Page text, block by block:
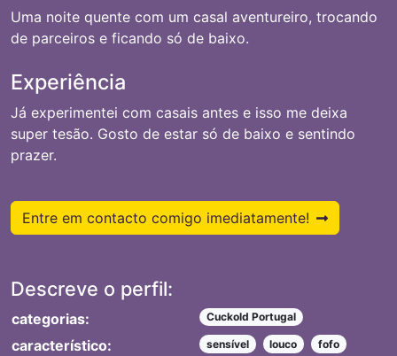
Uma noite quente com um casal aventureiro, trocando
de parceiros e ficando só de baixo.
Experiência
Já experimentei com casais antes e isso me deixa
super tesão. Gosto de estar só de baixo e sentindo
prazer.
Entre em contacto comigo imediatamente!
Descreve o perfil:
categorias: Cuckold Portugal
característico: sensível louco fofo